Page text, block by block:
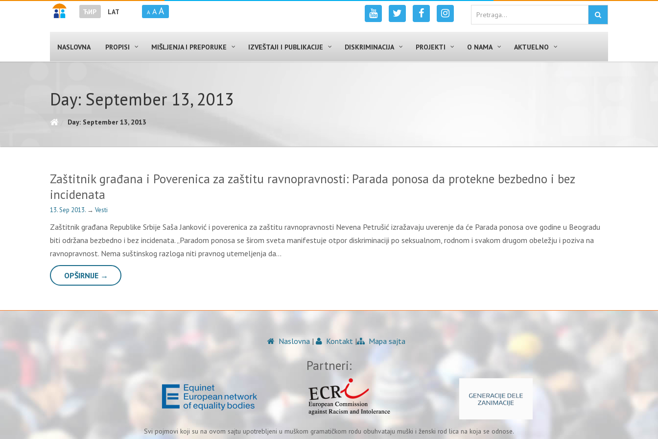
ЋИР LAT A A A
NASLOVNA PROPISI MIŠLJENJA I PREPORUKE IZVEŠTAJI I PUBLIKACIJE DISKRIMINACIJA PROJEKTI O NAMA AKTUELNO
Day: September 13, 2013
Day: September 13, 2013
Zaštitnik građana i Poverenica za zaštitu ravnopravnosti: Parada ponosa da protekne bezbedno i bez
incidenata
13. Sep 2013. → Vesti
Zaštitnik građana Republike Srbije Saša Janković i poverenica za zaštitu ravnopravnosti Nevena Petrušić izražavaju uverenje da će Parada ponosa ove godine u Beogradu
biti održana bezbedno i bez incidenata. „Paradom ponosa se širom sveta manifestuje otpor diskriminaciji po seksualnom, rodnom i svakom drugom obeležju i poziva na
ravnopravnost. Nema suštinskog razloga niti pravnog utemeljenja da…
OPŠIRNIJE →
Naslovna | Kontakt | Mapa sajta
Partneri:
Svi pojmovi koji su na ovom sajtu upotrebljeni u muškom gramatičkom rodu obuhvataju muški i ženski rod lica na koja se odnose.